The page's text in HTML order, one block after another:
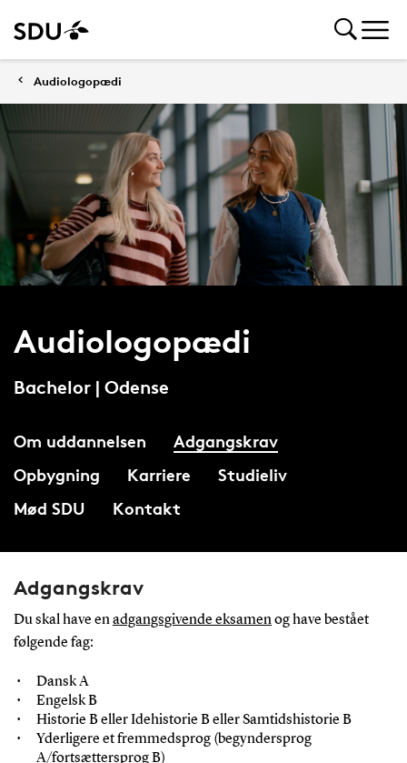
Audiologopædi
Audiologopædi
Bachelor | Odense
Om uddannelsen
Adgangskrav
Opbygning
Karriere
Studieliv
Mød SDU
Kontakt
Adgangskrav
Du skal have enadgangsgivende eksamenog have bestået
følgende fag:
Dansk A
Engelsk B
Historie B eller Idehistorie B eller Samtidshistorie B
Yderligere et fremmedsprog (begyndersprog
A/fortsættersprog B)